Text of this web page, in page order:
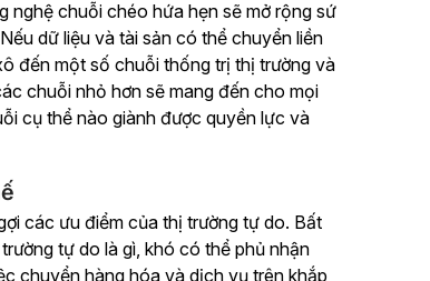
nghệ chuỗi chéo hứa hẹn sẽ mở rộng sứ
dữ liệu và tài sản có thể chuyển liền
đến một số chuỗi thống trị thị trường và
chuỗi nhỏ hơn sẽ mang đến cho mọi
cụ thể nào giành được quyền lực và
các ưu điểm của thị trường tự do. Bất
tự do là gì, khó có thể phủ nhận
chuyển hàng hóa và dịch vụ trên khắp